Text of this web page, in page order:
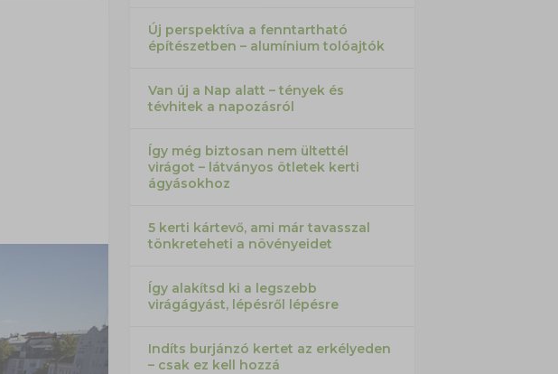
Új perspektíva a fenntartható
építészetben – alumínium tolóajtók
Van új a Nap alatt – tények és
tévhitek a napozásról
Így még biztosan nem ültettél
virágot – látványos ötletek kerti
ágyásokhoz
5 kerti kártevő, ami már tavasszal
tönkreteheti a növényeidet
Így alakítsd ki a legszebb
virágágyást, lépésről lépésre
Indíts burjánzó kertet az erkélyeden
– csak ez kell hozzá